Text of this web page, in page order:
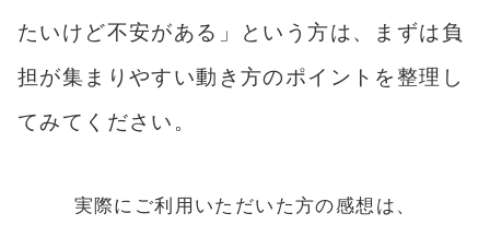
たいけど不安がある」という方は、まずは負
担が集まりやすい動き方のポイントを整理し
てみてください。
実際にご利用いただいた方の感想は、